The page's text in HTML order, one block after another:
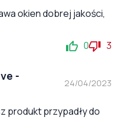
okien dobrej jakości,
0 3
-
24/04/2023
produkt przypadły do